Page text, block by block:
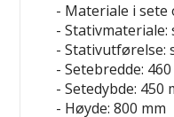
- Materiale i
-
- Stativutførelse:
- Setebredde:
- Setedybde: 450
- Høyde: 800 mm